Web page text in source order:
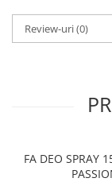
Review-uri(0)
FA DEO SPRAY